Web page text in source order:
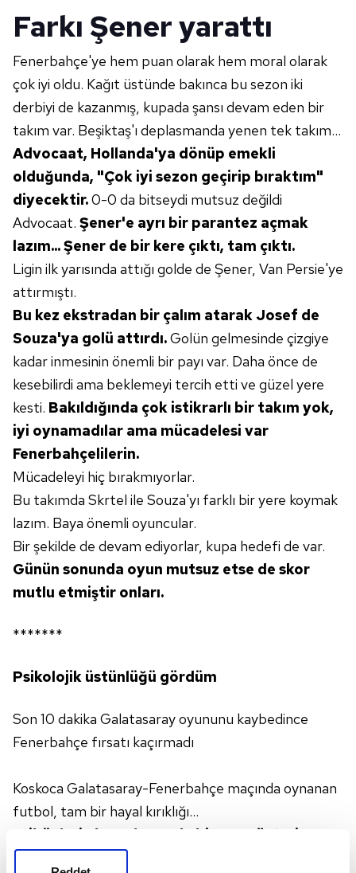
Farkı Şener yarattı
Fenerbahçe'ye hem puan olarak hem moral olarak
çok iyi oldu. Kağıt üstünde bakınca bu sezon iki
derbiyi de kazanmış, kupada şansı devam eden bir
takım var. Beşiktaş'ı deplasmanda yenen tek takım...
Advocaat, Hollanda'ya dönüp emekli
olduğunda, "Çok iyi sezon geçirip bıraktım"
diyecektir.0-0 da bitseydi mutsuz değildi
Advocaat. Şener'e ayrı bir parantez açmak
lazım... Şener de bir kere çıktı, tam çıktı.
Ligin ilk yarısında attığı golde de Şener, Van Persie'ye
attırmıştı.
Bu kez ekstradan bir çalım atarak Josef de
Souza'ya golü attırdı.Golün gelmesinde çizgiye
kadar inmesinin önemli bir payı var. Daha önce de
kesebilirdi ama beklemeyi tercih etti ve güzel yere
kesti. Bakıldığında çok istikrarlı bir takım yok,
iyi oynamadılar ama mücadelesi var
Fenerbahçelilerin.
Mücadeleyi hiç bırakmıyorlar.
Bu takımda Skrtel ile Souza'yı farklı bir yere koymak
lazım. Baya önemli oyuncular.
Bir şekilde de devam ediyorlar, kupa hedefi de var.
Günün sonunda oyun mutsuz etse de skor
mutlu etmiştir onları.
*******
Psikolojik üstünlüğü gördüm
Son 10 dakika Galatasaray oyununu kaybedince
Fenerbahçe fırsatı kaçırmadı
Koskoca Galatasaray-Fenerbahçe maçında oynanan
futbol, tam bir hayal kırıklığı...
Tribünlerin boş olması da bir şey
gösteriyor...
Kazanan Fenerbahçe için de birçok